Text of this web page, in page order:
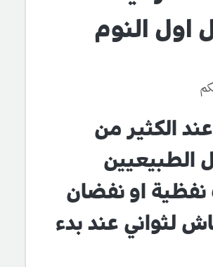
اول النوم
الكثير من
الطبيعيين
نفظية او نفضان
لثواني عند بدء